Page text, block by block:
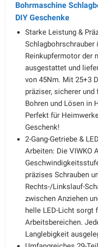
Bohrmaschine
DIY Geschenke
Starke Leistung &
Reinkupfermotor der
ausgestattet und
von 45Nm. Mit 25+3
präziser, sicherer
Bohren und Lösen in
Perfekt für
Geschenk!
2-Gang-Getriebe &
Arbeiten: Die VIWKO
präzises Schrauben
Rechts-/Linkslauf-
zwischen Anziehen
helle LED-Licht sorgt
Arbeitsbereichen.
Langlebigkeit